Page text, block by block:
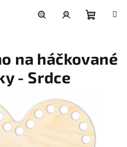
košík
na háčkované
- Srdce